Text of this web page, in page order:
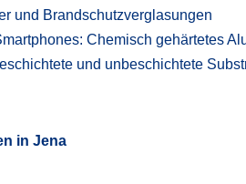
und Brandschutzverglasungen
Chemisch gehärtetes
und unbeschichtete
in Jena